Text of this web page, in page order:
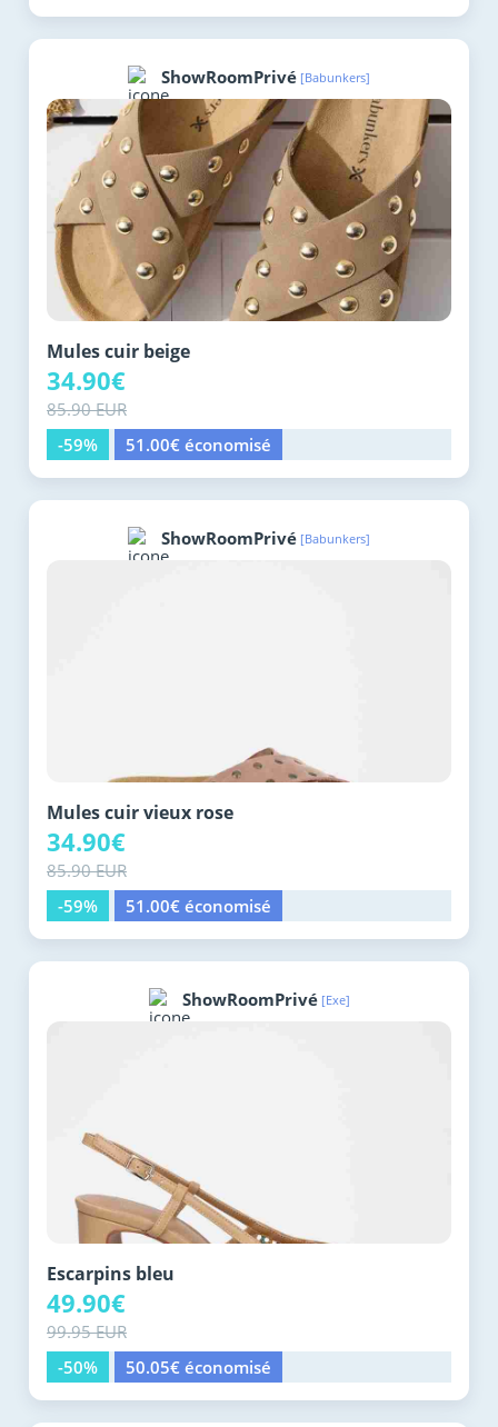
ShowRoomPrivé [Babunkers]
Mules cuir beige
34.90€
85.90 EUR
-59%
51.00€ économisé
ShowRoomPrivé [Babunkers]
Mules cuir vieux rose
34.90€
85.90 EUR
-59%
51.00€ économisé
ShowRoomPrivé [Exe]
Escarpins bleu
49.90€
99.95 EUR
-50%
50.05€ économisé